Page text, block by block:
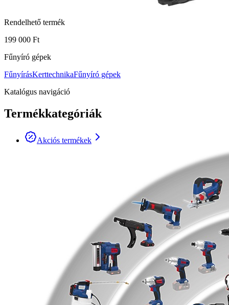
Rendelhető termék
199 000 Ft
Fűnyíró gépek
FűnyírásKerttechnikaFűnyíró gépek
Katalógus navigáció
Termékkategóriák
Akciós termékek